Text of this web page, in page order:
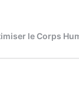
le Corps